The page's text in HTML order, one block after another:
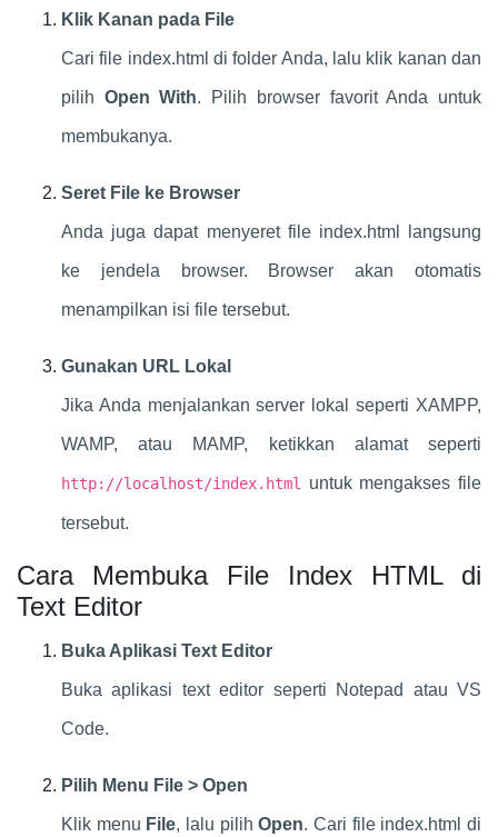
Klik Kanan pada File
Cari file index.html di folder Anda, lalu klik kanan dan
pilih Open With. Pilih browser favorit Anda untuk
membukanya.
Seret File ke Browser
Anda juga dapat menyeret file index.html langsung
ke jendela browser. Browser akan otomatis
menampilkan isi file tersebut.
Gunakan URL Lokal
Jika Anda menjalankan server lokal seperti XAMPP,
WAMP, atau MAMP, ketikkan alamat seperti
http://localhost/index.html untuk mengakses file
tersebut.
Cara Membuka File Index HTML di
Text Editor
Buka Aplikasi Text Editor
Buka aplikasi text editor seperti Notepad atau VS
Code.
Pilih Menu File > Open
Klik menu File, lalu pilihOpen. Cari file index.html di